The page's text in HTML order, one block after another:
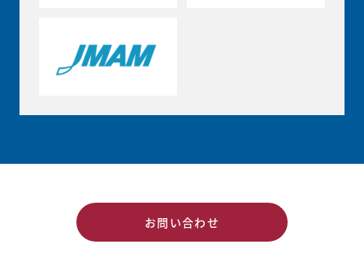
お問い合わせ